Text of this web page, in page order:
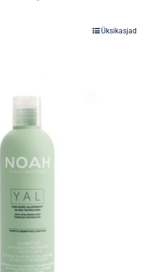
Üksikasjad